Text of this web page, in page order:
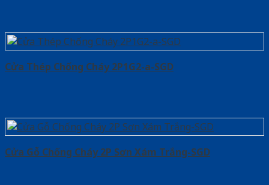
Cửa Thép Chống Cháy 2P1G2-a-SGD
Cửa Gỗ Chống Cháy 2P Sơn Xám Trắng-SGD